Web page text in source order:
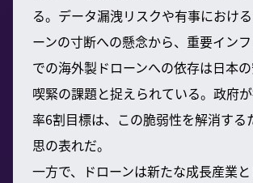
る。データ漏洩リスクや有事におけ
ーンの寸断への懸念から、重要イン
での海外製ドローンへの依存は日本
喫緊の課題と捉えられている。政府
率6割目標は、この脆弱性を解消する
思の表れだ。
一方で、ドローンは新たな成長産業